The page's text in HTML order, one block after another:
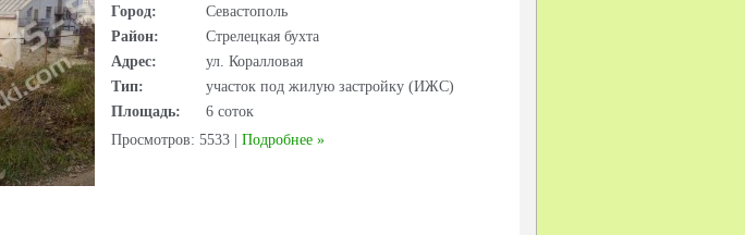
Город:
Севастополь
Район:
Стрелецкая бухта
Адрес:
ул. Коралловая
Тип:
участок под жилую застройку (ИЖС)
Площадь:
6 соток
Просмотров: 5533
Подробнее